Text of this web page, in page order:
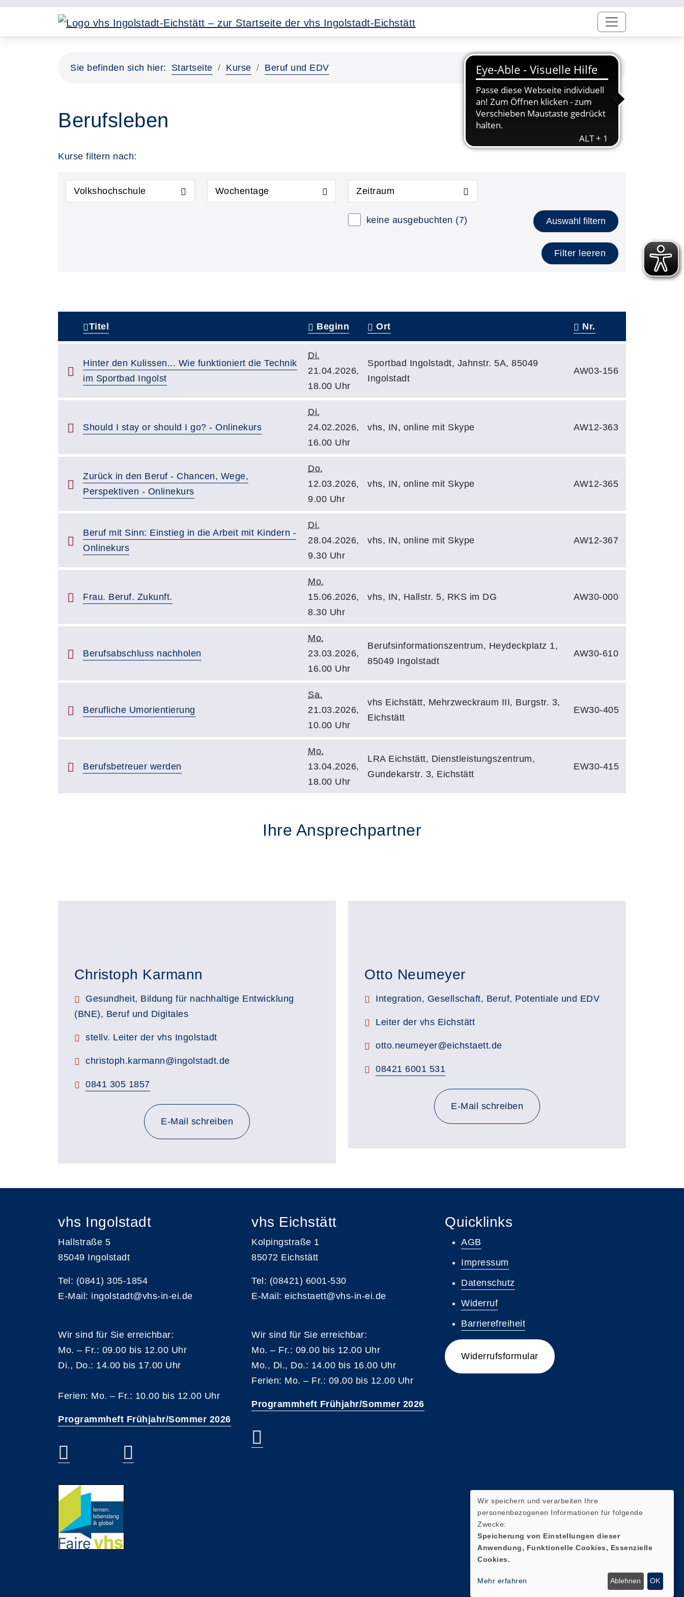
Sie befinden sich hier: Startseite Kurse Beruf und EDV
Berufsleben
Kurse filtern nach:
Volkshochschule Wochentage Zeitraum
keine ausgebuchten (7) Auswahl filtern
Filter leeren
Titel Beginn Ort Nr.
Hinter den Kulissen... Wie funktioniert die Technik
im Sportbad Ingolst
Di.
21.04.2026,
18.00 Uhr
Sportbad Ingolstadt, Jahnstr. 5A, 85049
Ingolstadt
AW03-156
Should I stay or should I go? - Onlinekurs
Di.
24.02.2026,
16.00 Uhr
vhs, IN, online mit Skype AW12-363
Zurück in den Beruf - Chancen, Wege,
Perspektiven - Onlinekurs
Do.
12.03.2026,
9.00 Uhr
vhs, IN, online mit Skype AW12-365
Beruf mit Sinn: Einstieg in die Arbeit mit Kindern -
Onlinekurs
Di.
28.04.2026,
9.30 Uhr
vhs, IN, online mit Skype AW12-367
Frau. Beruf. Zukunft.
Mo.
15.06.2026,
8.30 Uhr
vhs, IN, Hallstr. 5, RKS im DG AW30-000
Berufsabschluss nachholen
Mo.
23.03.2026,
16.00 Uhr
Berufsinformationszentrum, Heydeckplatz 1,
85049 Ingolstadt
AW30-610
Berufliche Umorientierung
Sa.
21.03.2026,
10.00 Uhr
vhs Eichstätt, Mehrzweckraum III, Burgstr. 3,
Eichstätt
EW30-405
Berufsbetreuer werden
Mo.
13.04.2026,
18.00 Uhr
LRA Eichstätt, Dienstleistungszentrum,
Gundekarstr. 3, Eichstätt
EW30-415
Ihre Ansprechpartner
Christoph Karmann
Stellenbezeichnung:
Gesundheit, Bildung für nachhaltige Entwicklung
(BNE), Beruf und Digitales
Zimmerbezeichnung:
stellv. Leiter der vhs Ingolstadt
E-Mail:
christoph.karmann@ingolstadt.de
Telefon:
0841 305 1857
E-Mail schreiben
Otto Neumeyer
Stellenbezeichnung:
Integration, Gesellschaft, Beruf, Potentiale und EDV
Zimmerbezeichnung:
Leiter der vhs Eichstätt
E-Mail:
otto.neumeyer@eichstaett.de
Telefon:
08421 6001 531
E-Mail schreiben
vhs Ingolstadt
Hallstraße 5
85049 Ingolstadt
Tel: (0841) 305-1854
E-Mail: ingolstadt@vhs-in-ei.de
Wir sind für Sie erreichbar:
Mo. – Fr.: 09.00 bis 12.00 Uhr
Di., Do.: 14.00 bis 17.00 Uhr
Ferien: Mo. – Fr.: 10.00 bis 12.00 Uhr
Programmheft Frühjahr/Sommer 2026
vhs Eichstätt
Kolpingstraße 1
85072 Eichstätt
Tel: (08421) 6001-530
E-Mail: eichstaett@vhs-in-ei.de
Wir sind für Sie erreichbar:
Mo. – Fr.: 09.00 bis 12.00 Uhr
Mo., Di., Do.: 14.00 bis 16.00 Uhr
Ferien: Mo. – Fr.: 09.00 bis 12.00 Uhr
Programmheft Frühjahr/Sommer 2026
Quicklinks
AGB
Impressum
Datenschutz
Widerruf
Barrierefreiheit
Widerrufsformular
Wir speichern und verarbeiten Ihre
personenbezogenen Informationen für folgende
Zwecke:
Speicherung von Einstellungen dieser
Anwendung, Funktionelle Cookies, Essenzielle
Cookies.
Mehr erfahren Ablehnen OK